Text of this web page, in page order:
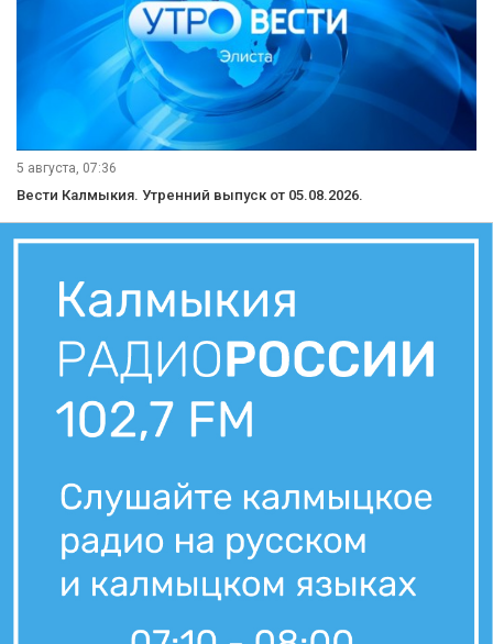
5 августа, 07:36
Вести Калмыкия. Утренний выпуск от 05.08.2026.